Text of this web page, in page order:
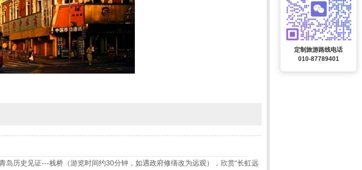
岛历史见证---栈桥（游览时间约30分钟，如遇政府修缮改为远观），欣赏“长虹远
定制旅游路线电话
010-87789401